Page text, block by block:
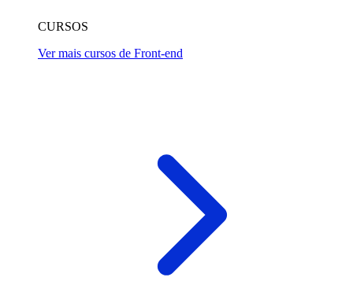
CURSOS
Ver mais cursos de Front-end